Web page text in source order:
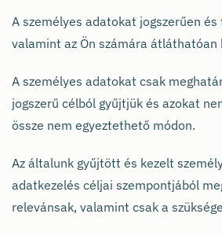
A személyes adatokat jogszerűen és
valamint az Ön számára átláthatóan
A személyes adatokat csak
jogszerű célból gyűjtjük és azokat
össze nem egyeztethető módon.
Az általunk gyűjtött és kezelt
adatkezelés céljai szempontjából
relevánsak, valamint csak a